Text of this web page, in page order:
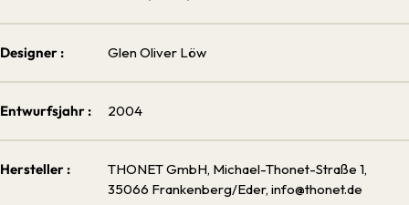
Designer : Glen Oliver Löw
Entwurfsjahr : 2004
Hersteller :
THONET GmbH, Michael-Thonet-Straße 1,
35066 Frankenberg/Eder, info@thonet.de